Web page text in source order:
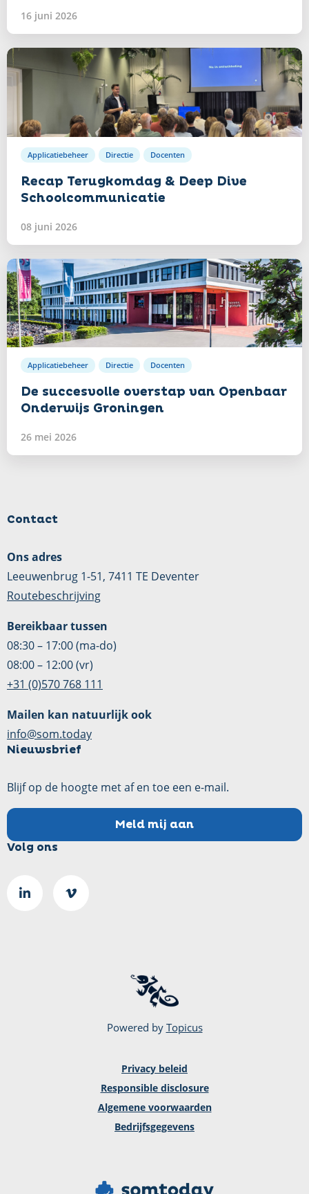
16 juni 2026
Applicatiebeheer Directie Docenten
Recap Terugkomdag & Deep Dive
Schoolcommunicatie
08 juni 2026
Lees
verder
Applicatiebeheer Directie Docenten
De succesvolle overstap van Openbaar
Onderwijs Groningen
26 mei 2026
Lees
verder
Contact
Ons adres
Leeuwenbrug 1-51, 7411 TE Deventer
Routebeschrijving
Bereikbaar tussen
08:30 – 17:00 (ma-do)
08:00 – 12:00 (vr)
+31 (0)570 768 111
Mailen kan natuurlijk ook
info@som.today
Nieuwsbrief
Blijf op de hoogte met af en toe een e-mail.
Meld mij aan
Volg ons
Ga
Go
Powered by Topicus
Privacy beleid
Responsible disclosure
Algemene voorwaarden
Bedrijfsgegevens